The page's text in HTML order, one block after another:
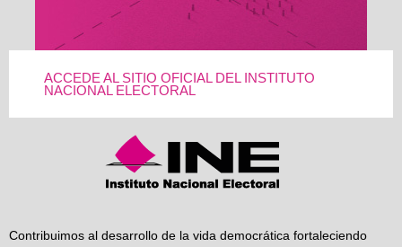
ACCEDE AL SITIO OFICIAL DEL INSTITUTO
NACIONAL ELECTORAL
Contribuimos al desarrollo de la vida democrática fortaleciendo